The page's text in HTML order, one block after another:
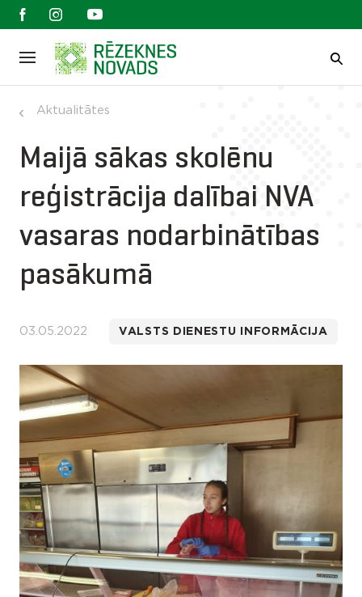
Aktualitātes
Maijā sākas skolēnu
reģistrācija dalībai NVA
vasaras nodarbinātības
pasākumā
03.05.2022 VALSTS DIENESTU INFORMĀCIJA